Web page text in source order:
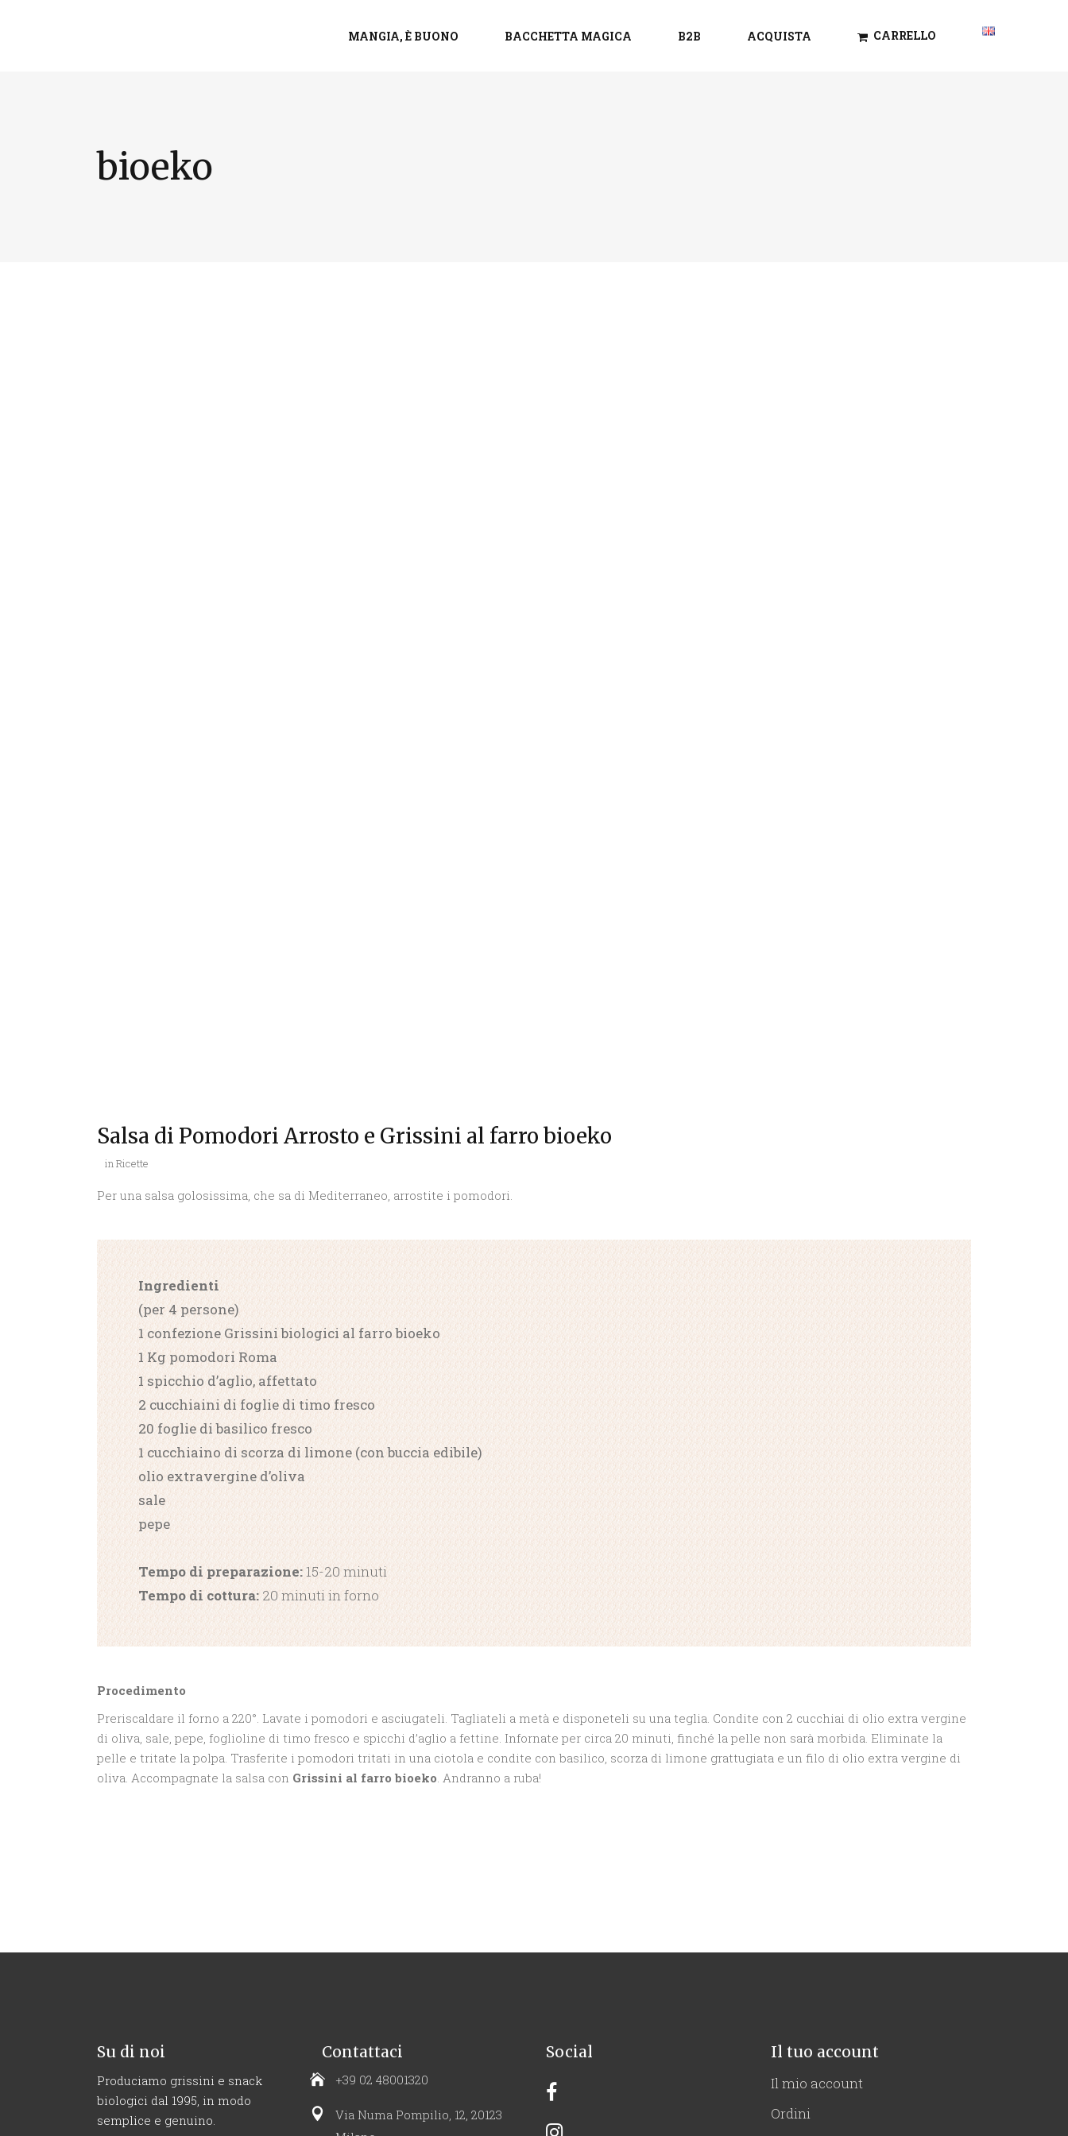
MANGIA, È BUONO BACCHETTA MAGICA B2B ACQUISTA CARRELLO
bioeko
Salsa di Pomodori Arrosto e Grissini al farro bioeko
inRicette
Per una salsa golosissima, che sa di Mediterraneo, arrostite i pomodori.
Ingredienti
(per 4 persone)
1 confezione Grissini biologici al farro bioeko
1 Kg pomodori Roma
1 spicchio d’aglio, affettato
2 cucchiaini di foglie di timo fresco
20 foglie di basilico fresco
1 cucchiaino di scorza di limone (con buccia edibile)
olio extravergine d’oliva
sale
pepe
Tempo di preparazione:15-20 minuti
Tempo di cottura:20 minuti in forno
Procedimento
Preriscaldare il forno a 220°. Lavate i pomodori e asciugateli. Tagliateli a metà e disponeteli su una teglia. Condite con 2 cucchiai di olio extra vergine
di oliva, sale, pepe, foglioline di timo fresco e spicchi d’aglio a fettine. Infornate per circa 20 minuti, finché la pelle non sarà morbida. Eliminate la
pelle e tritate la polpa. Trasferite i pomodori tritati in una ciotola e condite con basilico, scorza di limone grattugiata e un filo di olio extra vergine di
oliva. Accompagnate la salsa con Grissini al farro bioeko. Andranno a ruba!
Su di noi
Produciamo grissini e snack
biologici dal 1995, in modo
semplice e genuino.
Contattaci
+39 02 48001320
Via Numa Pompilio, 12, 20123
Social Il tuo account
Il mio account
Ordini